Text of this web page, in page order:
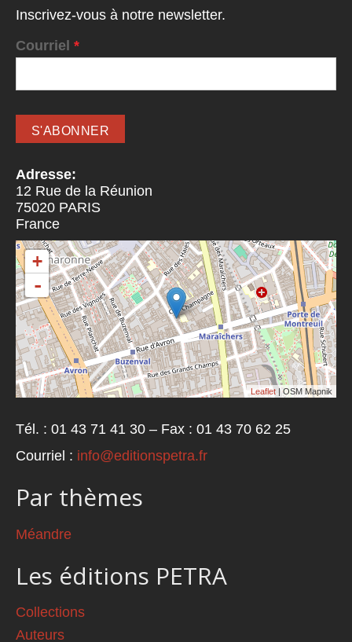
Inscrivez-vous à notre newsletter.
Courriel *
Adresse:
12 Rue de la Réunion
75020 PARIS
France
+
-
Leaflet | OSM Mapnik
Tél. : 01 43 71 41 30 – Fax : 01 43 70 62 25
Courriel : info@editionspetra.fr
Par thèmes
Méandre
Les éditions PETRA
Collections
Auteurs